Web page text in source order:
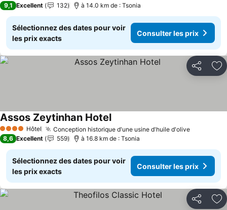
9,1 Excellent 132 à 14.0 km de : Tsonia
Sélectionnez des dates pour voir
les prix exacts
Consulter les prix
Partager
4 Étoiles Hôtel Conception historique d'une usine d'huile d'olive
Assos Zeytinhan Hotel
8,6 Excellent 559 à 16.8 km de : Tsonia
Sélectionnez des dates pour voir
les prix exacts
Consulter les prix
Partager